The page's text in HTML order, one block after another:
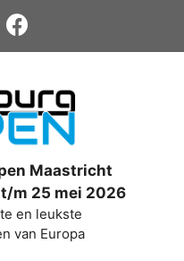
Maastricht
m 25 mei 2026
en leukste
van Europa